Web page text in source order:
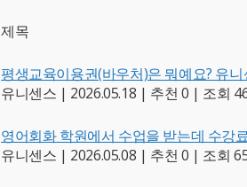
제목
평생교육이용권(바우처)은 뭐예요? 유
유니센스 | 2026.05.18 | 추천 0 | 조회
영어회화 학원에서 수업을 받는데 수강
유니센스 | 2026.05.08 | 추천 0 | 조회